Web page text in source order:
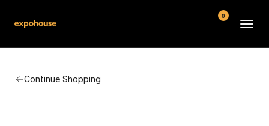
Continue Shopping
0